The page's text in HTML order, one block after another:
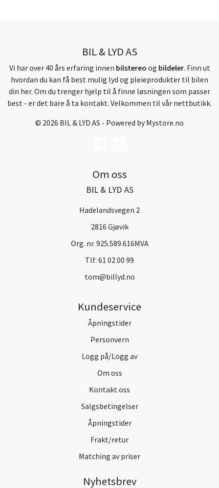
BIL & LYD AS
Vi har over 40 års erfaring innen bilstereo og bildeler. Finn ut
hvordan du kan få best mulig lyd og pleieprodukter til bilen
din her. Om du trenger hjelp til å finne løsningen som passer
best - er det bare å ta kontakt. Velkommen til vår nettbutikk.
© 2026 BIL & LYD AS - Powered byMystore.no
Om oss
BIL & LYD AS
Hadelandsvegen 2
2816 Gjøvik
Org. nr. 925.589.616MVA
Tlf: 61 02 00 99
tom@billyd.no
Kundeservice
Åpningstider
Personvern
Logg på/Logg av
Om oss
Kontakt oss
Salgsbetingelser
Åpningstider
Frakt/retur
Matching av priser
Nyhetsbrev